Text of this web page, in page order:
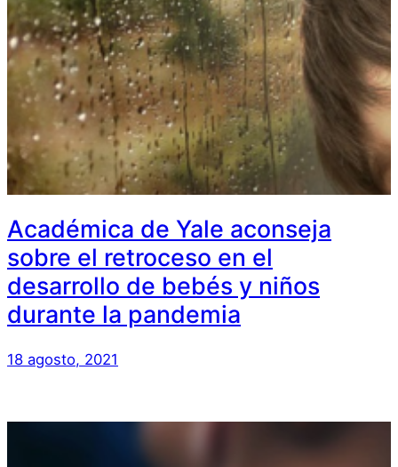
Académica de Yale aconseja
sobre el retroceso en el
desarrollo de bebés y niños
durante la pandemia
18 agosto, 2021